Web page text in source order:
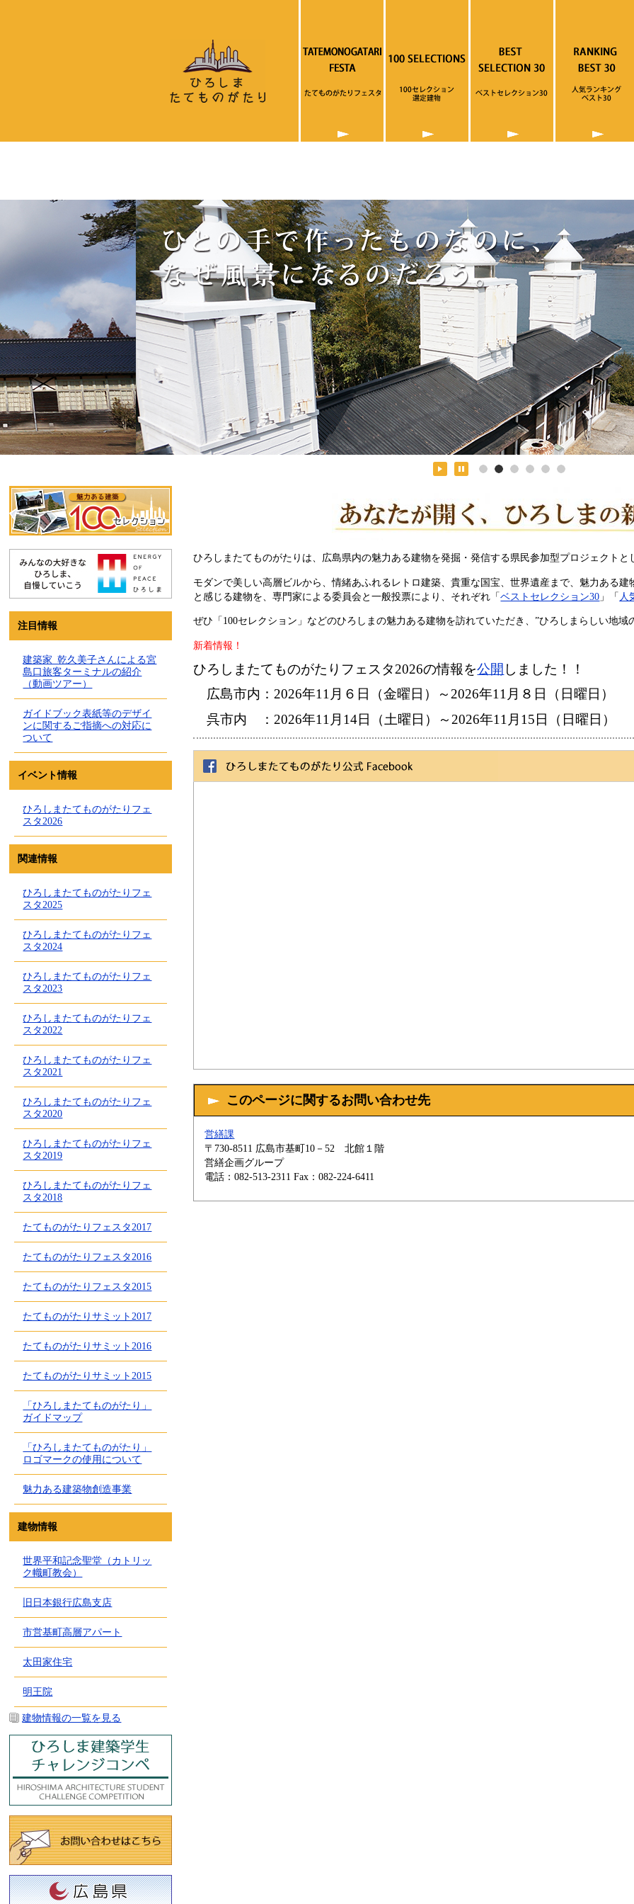
注目情報
建築家_乾久美子さんによる宮
島口旅客ターミナルの紹介
（動画ツアー）
ガイドブック表紙等のデザイ
ンに関するご指摘への対応に
ついて
イベント情報
ひろしまたてものがたりフェ
スタ2026
関連情報
ひろしまたてものがたりフェ
スタ2025
ひろしまたてものがたりフェ
スタ2024
ひろしまたてものがたりフェ
スタ2023
ひろしまたてものがたりフェ
スタ2022
ひろしまたてものがたりフェ
スタ2021
ひろしまたてものがたりフェ
スタ2020
ひろしまたてものがたりフェ
スタ2019
ひろしまたてものがたりフェ
スタ2018
たてものがたりフェスタ2017
たてものがたりフェスタ2016
たてものがたりフェスタ2015
たてものがたりサミット2017
たてものがたりサミット2016
たてものがたりサミット2015
「ひろしまたてものがたり」
ガイドマップ
「ひろしまたてものがたり」
ロゴマークの使用について
魅力ある建築物創造事業
建物情報
世界平和記念聖堂（カトリッ
ク幟町教会）
旧日本銀行広島支店
市営基町高層アパート
太田家住宅
明王院
建物情報の一覧を見る
ひろしまたてものがたりは、広島県内の魅力ある建物を発掘・発信する県民参加型プロジェクトと
モダンで美しい高層ビルから、情緒あふれるレトロ建築、貴重な国宝、世界遺産まで、魅力ある建
と感じる建物を、専門家による委員会と一般投票により、それぞれ「ベストセレクション30 」「 人
ぜひ「100セレクション」などのひろしまの魅力ある建物を訪れていただき、”ひろしまらしい地
新着情報！
ひろしまたてものがたりフェスタ2026の情報を公開 しました！！
広島市内：2026年11月６日（金曜日）～2026年11月８日（日曜日）​​
呉市内 ：2026年11月14日（土曜日）～2026年11月15日（日曜日）
このページに関するお問い合わせ先
営繕課
〒730-8511 広島市基町10－52 北館１階
営繕企画グループ
電話：082-513-2311 Fax：082-224-6411